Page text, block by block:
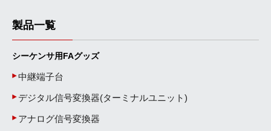
製品一覧
シーケンサ用FAグッズ
中継端子台
デジタル信号変換器(ターミナルユニット)
アナログ信号変換器